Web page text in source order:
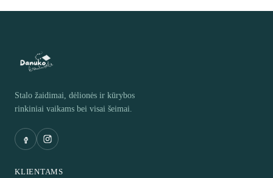
Stalo žaidimai, dėlionės ir kūrybos
rinkiniai vaikams bei visai šeimai.
KLIENTAMS